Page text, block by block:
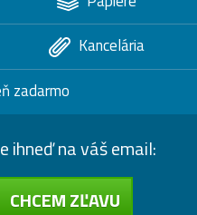
Kancelária
zadarmo
ihneď na váš email:
CHCEM ZĽAVU